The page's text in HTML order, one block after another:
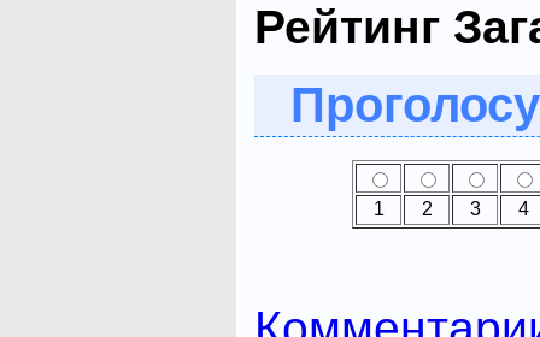
Рейтинг
1 2 3 4